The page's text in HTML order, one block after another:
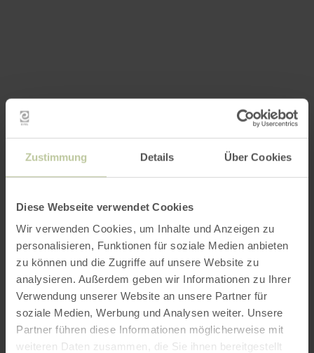
Zustimmung Details Über Cookies
Diese Webseite verwendet Cookies
Wir verwenden Cookies, um Inhalte und Anzeigen zu
personalisieren, Funktionen für soziale Medien anbieten
zu können und die Zugriffe auf unsere Website zu
analysieren. Außerdem geben wir Informationen zu Ihrer
Verwendung unserer Website an unsere Partner für
soziale Medien, Werbung und Analysen weiter. Unsere
Partner führen diese Informationen möglicherweise mit
weiteren Daten zusammen, die Sie ihnen bereitgestellt